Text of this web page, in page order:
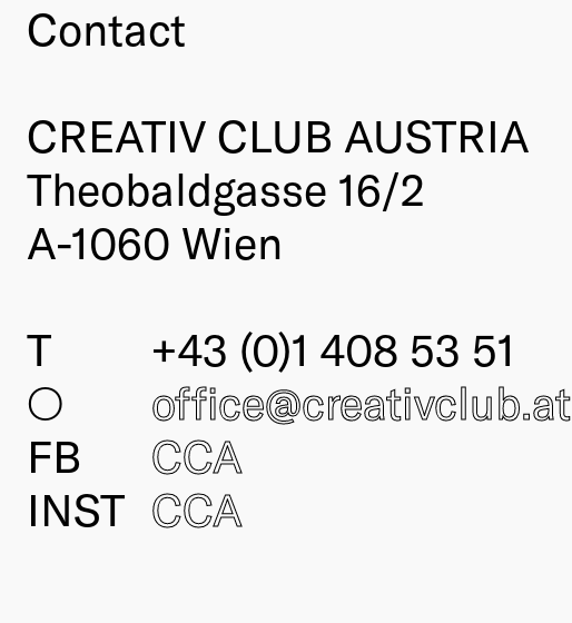
Contact
CREATIV CLUB AUSTRIA
Theobaldgasse 16/2
A-1060 Wien
T
+43 (0)1 408 53 51
○
office@creativclub.at
FB
CCA
INST CCA